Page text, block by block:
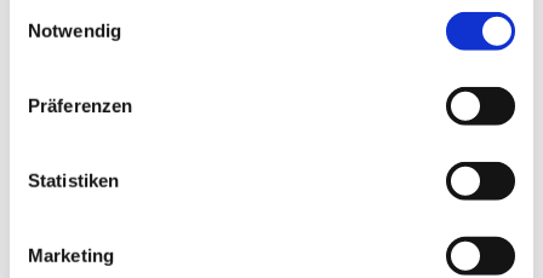
Impressum
Notwendig
Präferenzen
Statistiken
Marketing
Stuttgart Citytour Hop On Hop off 24h
Kombiticket Blaue Tour & Weintour
SCHILLERSTRASSE 23, 70173 STUTTGART, DEUTSCHLAND
2 STUNDEN
Mercedes Benz Museum